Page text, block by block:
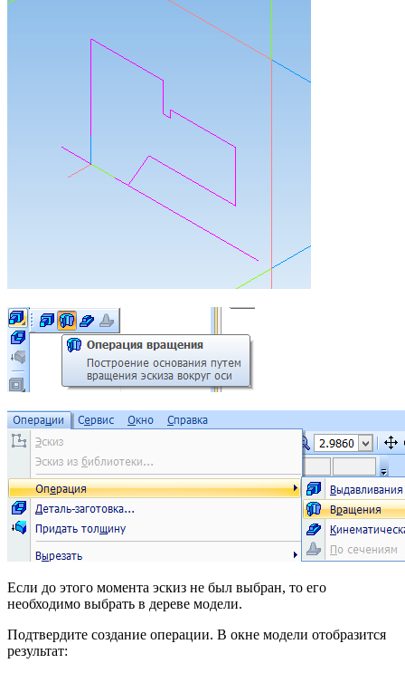
Если до этого момента эскиз не был выбран, то его
необходимо выбрать в дереве модели.
Подтвердите создание операции. В окне модели отобразится
результат: